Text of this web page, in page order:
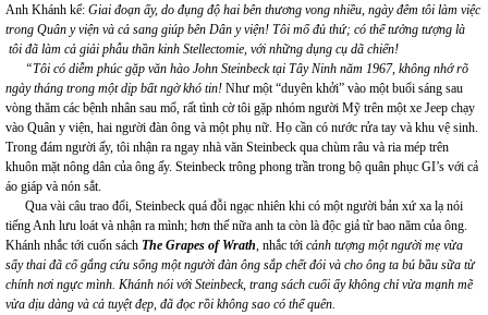
Anh Khánh kể: Giai đoạn ấy, do đụng độ hai bên thương vong nhiều, ngày đêm tôi làm việc
trong Quân y viện và cả sang giúp bên Dân y viện! Tôi mổ đủ thứ; có thể tưởng tượng là
tôi đã làm cả giải phẫu thần kinh Stellectomie, với những dụng cụ dã chiến!
“Tôi có diễm phúc gặp văn hào John Steinbeck tại Tây Ninh năm 1967, không nhớ rõ
ngàytháng trong một dịp bất ngờ khó tin! Như một “duyên khởi” vào một buổi sáng sau
vòng thăm các bệnh nhân sau mổ, rất tình cờ tôi gặp nhóm người Mỹ trên một xe Jeep chạy
vào Quân y viện, hai người đàn ông và một phụ nữ. Họ cần có nước rửa tay và khu vệ sinh.
Trong đám người ấy, tôi nhận ra ngay nhà văn Steinbeck qua chùm râu và ria mép trên
khuôn mặt nông dân của ông ấy. Steinbeck trông phong trần trong bộ quân phục GI’s với cả
áo giáp và nón sắt.
Qua vài câu trao đổi, Steinbeck quá đỗi ngạc nhiên khi có một người bản xứ xa lạ nói
tiếng Anh lưu loát và nhận ra mình; hơn thế nữa anh ta còn là độc giả từ bao năm của ông.
Khánh nhắc tới cuốn sách The Grapes of Wrath, nhắc tới cảnh tượng một người mẹ vừa
sẩy thai đã cố gắng cứu sống một người đàn ông sắp chết đói và cho ông ta bú bầu sữa từ
chính nơi ngực mình. Khánh nói với Steinbeck, trang sách cuối ấy không chỉ vừa mạnh mẽ
vừa dịu dàng và cả tuyệt đẹp, đã đọc rồi không sao có thể quên.